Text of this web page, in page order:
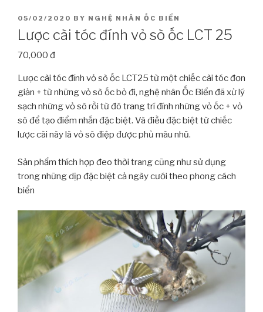
POSTED
ON
05/02/2020 BY NGHỆ NHÂN ỐC BIỂN
Lược cài tóc đính vỏ sò ốc LCT 25
70,000 đ
Lược cài tóc đính vỏ sò ốc LCT25 từ một chiếc cài tóc đơn
giản + từ những vỏ sò ốc bỏ đi, nghệ nhân Ốc Biển đã xử lý
sạch những vỏ sò rồi từ đó trang trí đính những vỏ ốc + vỏ
sò để tạo điểm nhấn đặc biệt. Và điều đặc biệt từ chiếc
lược cài này là vỏ sò điệp được phủ màu nhũ.
Sản phẩm thích hợp đeo thời trang cũng như sử dụng
trong những dịp đặc biệt cả ngày cưới theo phong cách
biển